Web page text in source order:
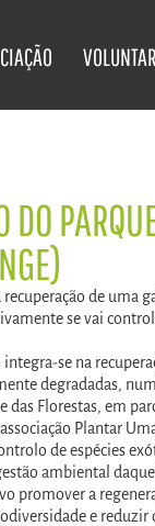
DO
de uma
se vai
se na
degradadas,
das Florestas, em
Plantar
de espécies
ambiental
promover a
e reduzir